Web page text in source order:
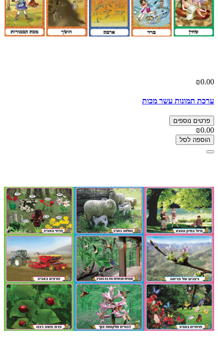
₪0.00
ערכת תמונות עשר מכות
פרטים נוספים
₪0.00
הוספה לסל